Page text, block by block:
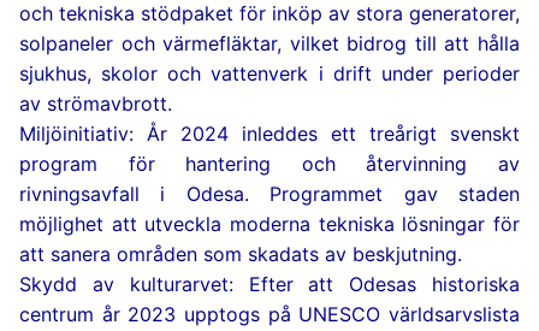
och tekniska stödpaket för inköp av stora generatorer,
solpaneler och värmefläktar, vilket bidrog till att hålla
sjukhus, skolor och vattenverk i drift under perioder
av strömavbrott.
Miljöinitiativ: År 2024 inleddes ett treårigt svenskt
program för hantering och återvinning av
rivningsavfall i Odesa. Programmet gav staden
möjlighet att utveckla moderna tekniska lösningar för
att sanera områden som skadats av beskjutning.
Skydd av kulturarvet: Efter att Odesas historiska
centrum år 2023 upptogs på UNESCO världsarvslista